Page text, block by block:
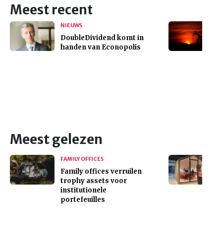
Meest recent
NIEUWS
DoubleDividend komt in
handen van Econopolis
Meest gelezen
FAMILY OFFICES
Family offices verruilen
trophy assets voor
institutionele
portefeuilles